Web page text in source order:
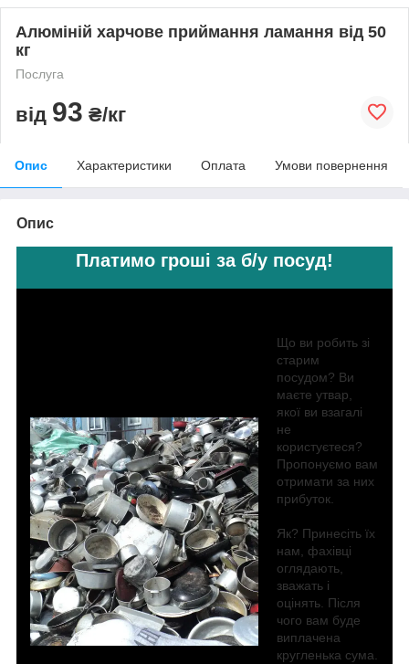
Алюміній харчове приймання ламання від 50
кг
Послуга
від 93 ₴/кг
Опис Характеристики Оплата Умови повернення
Опис
Платимо гроші за б/у посуд!
Що ви робить зі
старим
посудом? Ви
маєте утвар,
якої ви взагалі
не
користуєтеся?
Пропонуємо вам
отримати за них
прибуток.
Як? Принесіть їх
нам, фахівці
оглядають,
зважать і
оцінять. Після
чого вам буде
виплачена
кругленька сума.